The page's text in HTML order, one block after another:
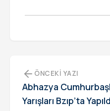
ÖNCEKI YAZI
Abhazya
Yarışları Bzıp’ta